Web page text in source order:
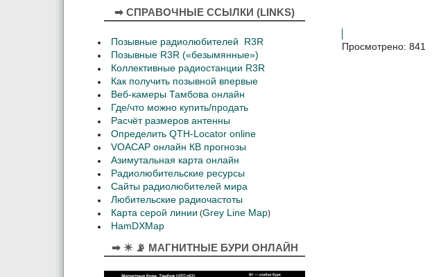
Просмотрено:841
➡ СПРАВОЧНЫЕ ССЫЛКИ (LINKS)
Позывные радиолюбителей R3R
Позывные R3R («безымянные»)
Коллективные радиостанции R3R
Как получить позывной впервые
Веб-камеры Тамбова онлайн
Где/что можно купить/продать
Расчёт размеров антенны
Определить QTH-Locator online
VOACAP онлайн КВ прогнозы
Азимутальная карта онлайн
Радиолюбительские ресурсы
Сайты радиолюбителей мира
Любительские радиочастоты
Карта серой линии (Grey Line Map)
HamDXMap
➡ ☀ 📡 МАГНИТНЫЕ БУРИ ОНЛАЙН